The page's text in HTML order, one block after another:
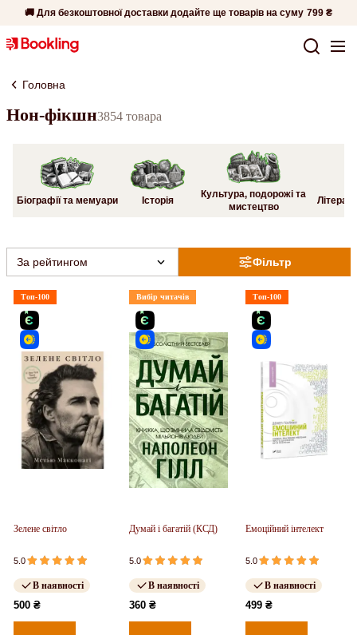
🚚 Для безкоштовної доставки додайте ще товарів на суму 799 ₴
Головна
Нон-фікшн3854 товара
Біографії та мемуари Історія
Культура, подорожі та
мистецтво
Фільтр
За рейтингом
Топ-100
Зелене світло
5.0
В наявності
500 ₴
Вибір читачів
Думай і багатій (КСД)
5.0
В наявності
360 ₴
Топ-100
Емоційний інтелект
5.0
В наявності
499 ₴